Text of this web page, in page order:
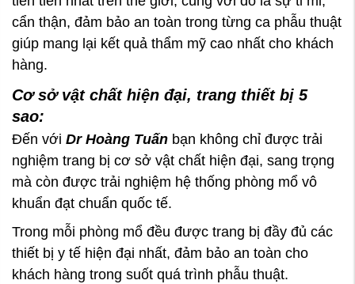
cẩn thận, đảm bảo an toàn trong từng ca phẫu thuật
giúp mang lại kết quả thẩm mỹ cao nhất cho khách
hàng.
Cơ sở vật chất hiện đại, trang thiết bị 5
sao:
Đến với Dr Hoàng Tuấn bạn không chỉ được trải
nghiệm trang bị cơ sở vật chất hiện đại, sang trọng
mà còn được trải nghiệm hệ thống phòng mổ vô
khuẩn đạt chuẩn quốc tế.
Trong mỗi phòng mổ đều được trang bị đầy đủ các
thiết bị y tế hiện đại nhất, đảm bảo an toàn cho
khách hàng trong suốt quá trình phẫu thuật.